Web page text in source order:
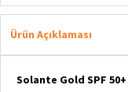
Ürün Açıklaması
Solante Gold SPF